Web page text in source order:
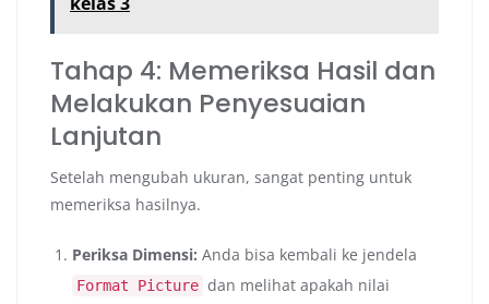
Tahap 4: Memeriksa Hasil dan
Melakukan Penyesuaian
Lanjutan
Setelah mengubah ukuran, sangat penting untuk
memeriksa hasilnya.
Periksa Dimensi: Anda bisa kembali ke jendela
Format Picture dan melihat apakah nilai